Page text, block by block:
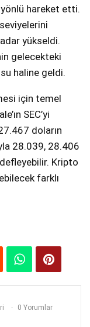
yönlü hareket etti.
yükseldi.
gelecekteki
haline geldi.
için temel
SEC’yi
doların
28.039, 28.406
Kripto
farklı
0 Yorumlar